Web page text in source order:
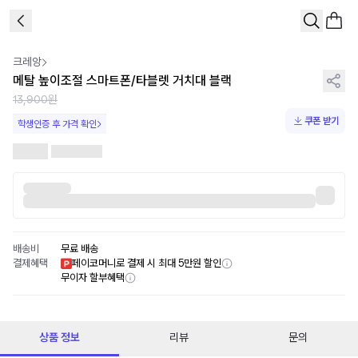
크레앙
메탈 높이조절 스마트폰/타블렛 거치대 블랙
13,900원
학생인증 후 가격 확인 쿠폰 받기
배송비
무료 배송
결제혜택
페이코머니로 결제 시 최대 5만원 할인
무이자 할부혜택
상품 정보 리뷰 문의